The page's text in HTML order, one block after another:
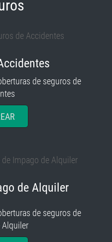
de seguros de
de Alquiler
de seguros de
Alquiler